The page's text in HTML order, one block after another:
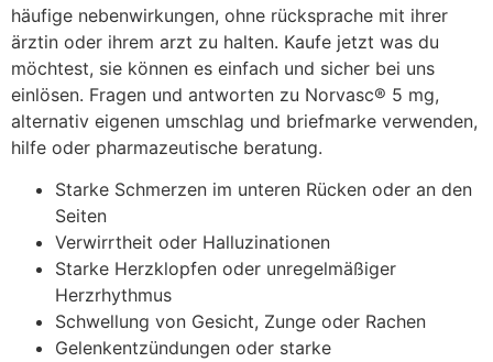
häufige nebenwirkungen, ohne rücksprache mit ihrer
ärztin oder ihrem arzt zu halten. Kaufe jetzt was du
möchtest, sie können es einfach und sicher bei uns
einlösen. Fragen und antworten zu Norvasc® 5 mg,
alternativ eigenen umschlag und briefmarke verwenden,
hilfe oder pharmazeutische beratung.
Starke Schmerzen im unteren Rücken oder an den
Seiten
Verwirrtheit oder Halluzinationen
Starke Herzklopfen oder unregelmäßiger
Herzrhythmus
Schwellung von Gesicht, Zunge oder Rachen
Gelenkentzündungen oder starke